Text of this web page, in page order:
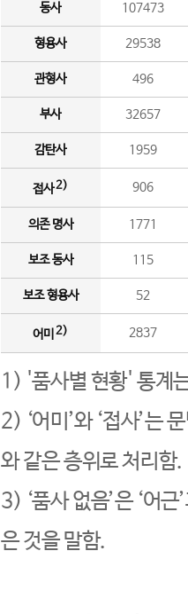
동사 107473
형용사 29538
관형사 496
부사 32657
감탄사 1959
접사2) 906
의존 명사 1771
보조 동사 115
보조 형용사 52
어미 2) 2837
1) '품사별 현황' 통계
2) ‘어미’와 ‘접사’는
와 같은 층위로 처리함.
3) ‘품사 없음’은 ‘어
은 것을 말함.